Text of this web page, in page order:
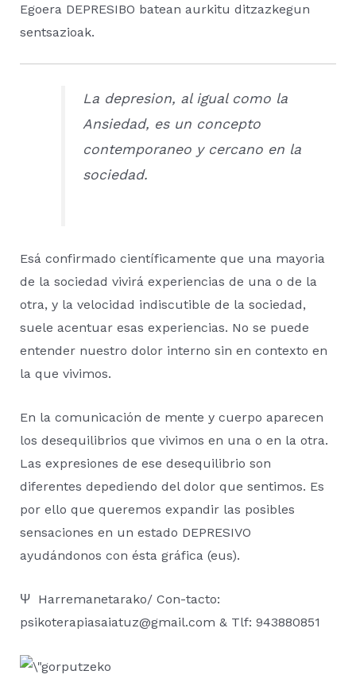
Egoera DEPRESIBO batean aurkitu ditzazkegun
sentsazioak.
La depresion, al igual como la
Ansiedad, es un concepto
contemporaneo y cercano en la
sociedad.
Esá confirmado científicamente que una mayoria
de la sociedad vivirá experiencias de una o de la
otra, y la velocidad indiscutible de la sociedad,
suele acentuar esas experiencias. No se puede
entender nuestro dolor interno sin en contexto en
la que vivimos.
En la comunicación de mente y cuerpo aparecen
los desequilibrios que vivimos en una o en la otra.
Las expresiones de ese desequilibrio son
diferentes depediendo del dolor que sentimos. Es
por ello que queremos expandir las posibles
sensaciones en un estado DEPRESIVO
ayudándonos con ésta gráfica (eus).
Ψ Harremanetarako/ Con-tacto:
psikoterapiasaiatuz@gmail.com & Tlf: 943880851